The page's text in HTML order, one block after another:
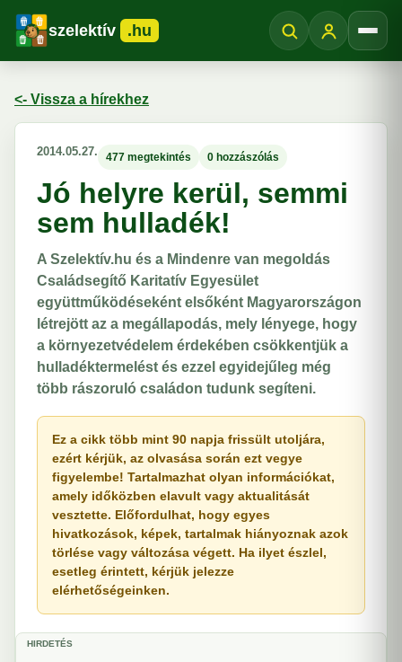
szelektív .hu
<- Vissza a hírekhez
2014.05.27. 477 megtekintés 0 hozzászólás
Jó helyre kerül, semmi
sem hulladék!
A Szelektív.hu és a Mindenre van megoldás
Családsegítő Karitatív Egyesület
együttműködéseként elsőként Magyarországon
létrejött az a megállapodás, mely lényege, hogy
a környezetvédelem érdekében csökkentjük a
hulladéktermelést és ezzel egyidejűleg még
több rászoruló családon tudunk segíteni.
Ez a cikk több mint 90 napja frissült utoljára,
ezért kérjük, az olvasása során ezt vegye
figyelembe! Tartalmazhat olyan információkat,
amely időközben elavult vagy aktualitását
vesztette. Előfordulhat, hogy egyes
hivatkozások, képek, tartalmak hiányoznak azok
törlése vagy változása végett. Ha ilyet észlel,
esetleg érintett, kérjük jelezze
elérhetőségeinken.
HIRDETÉS